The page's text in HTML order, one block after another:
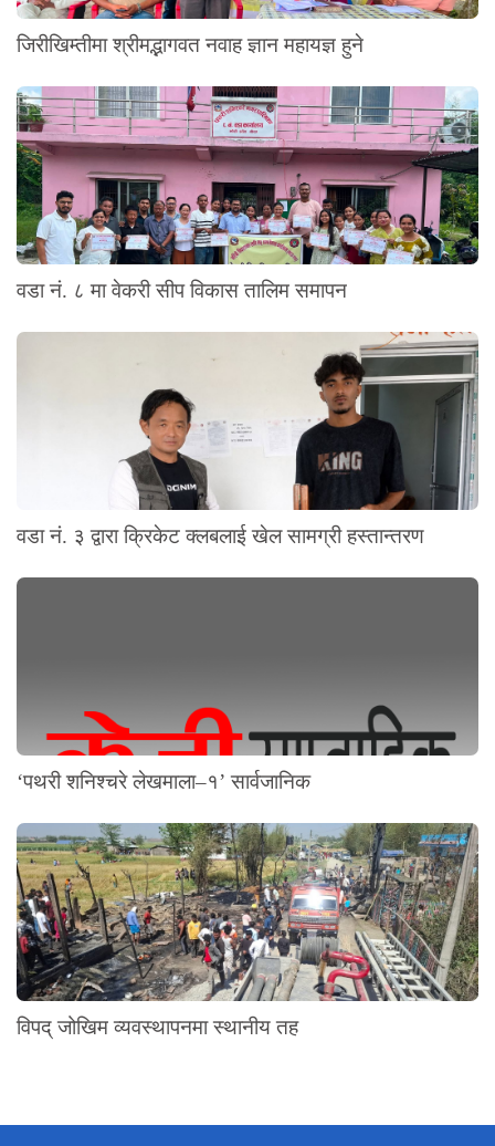
जिरीखिम्तीमा श्रीमद्भागवत नवाह ज्ञान महायज्ञ हुने
वडा नं. ८ मा वेकरी सीप विकास तालिम समापन
वडा नं. ३ द्वारा क्रिकेट क्लबलाई खेल सामग्री हस्तान्तरण
‘पथरी शनिश्चरे लेखमाला–१’ सार्वजानिक
विपद् जोखिम व्यवस्थापनमा स्थानीय तह